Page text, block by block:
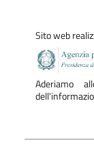
Sito web
Aderiamo